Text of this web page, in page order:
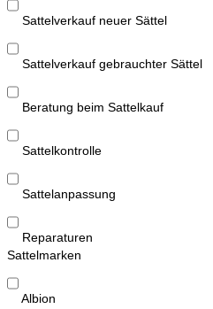
Sattelverkauf neuer Sättel
Sattelverkauf gebrauchter Sättel
Beratung beim Sattelkauf
Sattelkontrolle
Sattelanpassung
Reparaturen
Sattelmarken
Albion